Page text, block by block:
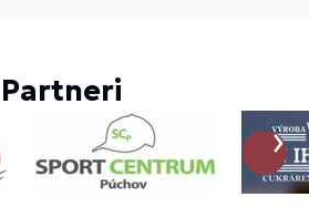
Partneri